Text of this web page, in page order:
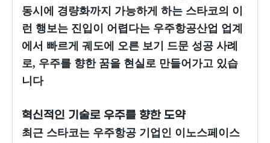
동시에 경량화까지 가능하게 하는 스타코의 이
런 행보는 진입이 어렵다는 우주항공산업 업계
에서 빠르게 궤도에 오른 보기 드문 성공 사례
로, 우주를 향한 꿈을 현실로 만들어가고 있습
니다
혁신적인 기술로 우주를 향한 도약
최근 스타코는 우주항공 기업인 이노스페이스